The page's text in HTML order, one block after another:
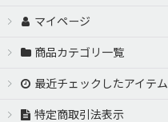
マイページ
商品カテゴリ一覧
最近チェックしたアイテム
特定商取引法表示